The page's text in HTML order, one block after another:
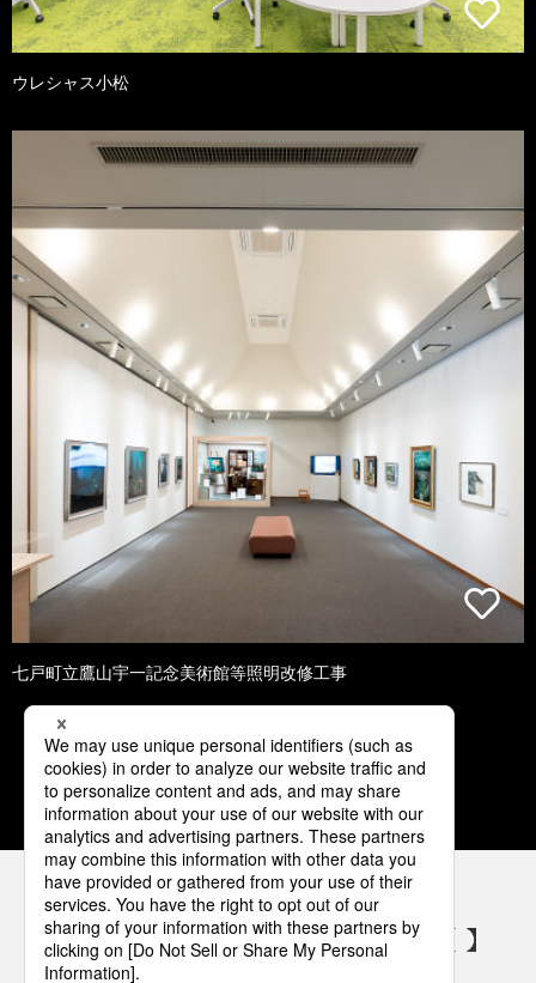
ウレシャス小松
七戸町立鷹山宇一記念美術館等照明改修工事
1 2 3 4 5
パナソニックの電気設備 SNSアカウント